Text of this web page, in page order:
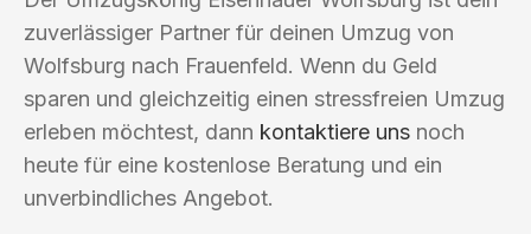
zuverlässiger Partner für deinen Umzug von
Wolfsburg nach Frauenfeld. Wenn du Geld
sparen und gleichzeitig einen stressfreien Umzug
erleben möchtest, dann kontaktiere uns noch
heute für eine kostenlose Beratung und ein
unverbindliches Angebot.